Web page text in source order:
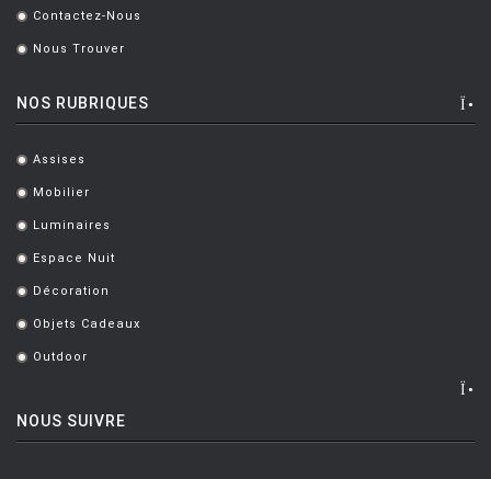
. Contactez-Nous
. Nous Trouver
NOS RUBRIQUES
. Assises
. Mobilier
. Luminaires
. Espace Nuit
. Décoration
. Objets Cadeaux
. Outdoor
NOUS SUIVRE